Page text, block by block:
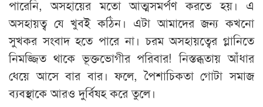
পারেনি, অসহায়ের মতো আত্মসমর্পণ করতে হয়। এ
অসহায়ত্ব যে খুবই কঠিন। এটা আমাদের জন্য কখনো
সুখকর সংবাদ হতে পারে না। চরম অসহায়ত্বের গ্লানিতে
নিমজ্জিত থাকে ভূক্তভোগীর পরিবার! নিস্তব্ধতায় আঁধার
ধেয়ে আসে বার বার। ফলে, পৈশাচিকতা গোটা সমাজ
ব্যবস্থাকে আরও দুর্বিষহ করে তুলে।